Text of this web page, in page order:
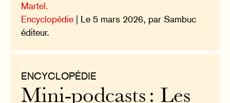
Martel.
Encyclopédie | Le 5 mars 2026, par Sambuc
éditeur.
ENCYCLOPÉDIE
Mini-podcasts : Les